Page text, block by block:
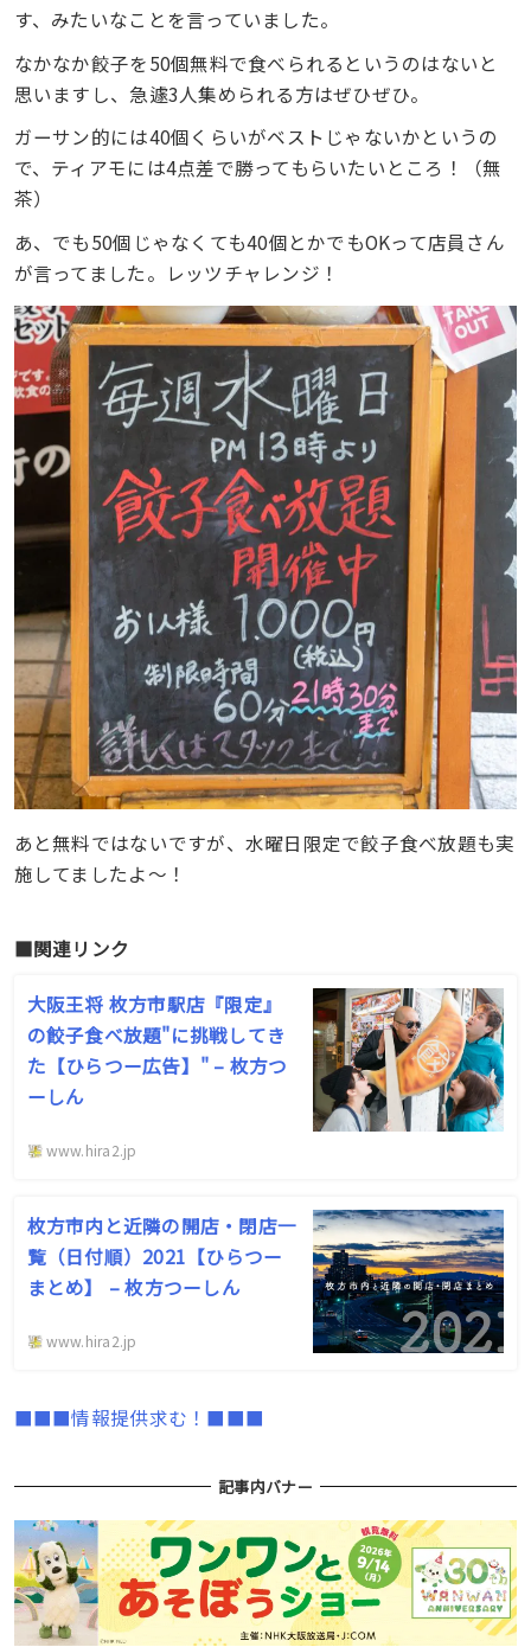
す、みたいなことを言っていました。
なかなか餃子を50個無料で食べられるというのはないと
思いますし、急遽3人集められる方はぜひぜひ。
ガーサン的には40個くらいがベストじゃないかというの
で、ティアモには4点差で勝ってもらいたいところ！（無
茶）
あ、でも50個じゃなくても40個とかでもOKって店員さん
が言ってました。レッツチャレンジ！
あと無料ではないですが、水曜日限定で餃子食べ放題も実
施してましたよ〜！
■関連リンク
大阪王将 枚方市駅店『限定』
の餃子食べ放題"に挑戦してき
た【ひらつー広告】" – 枚方つ
ーしん
www.hira2.jp
枚方市内と近隣の開店・閉店一
覧（日付順）2021【ひらつー
まとめ】 – 枚方つーしん
www.hira2.jp
■■■情報提供求む！■■■
記事内バナー